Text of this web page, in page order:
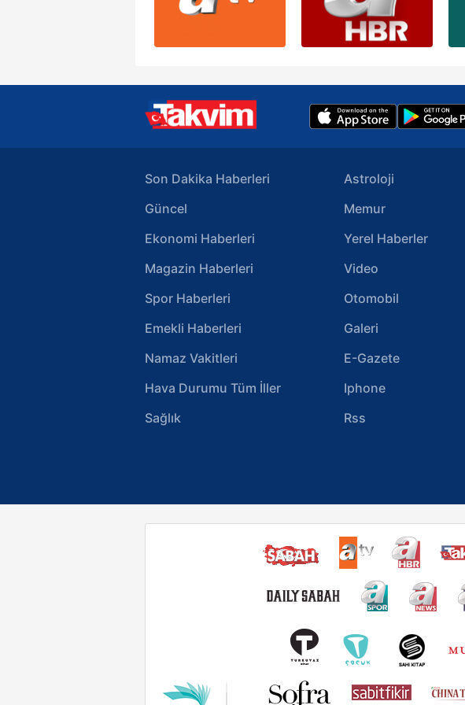
Son Dakika Haberleri
Güncel
Ekonomi Haberleri
Magazin Haberleri
Spor Haberleri
Emekli Haberleri
Namaz Vakitleri
Hava Durumu Tüm İller
Sağlık
Astroloji
Memur
Yerel Haberler
Video
Otomobil
Galeri
E-Gazete
Iphone
Rss